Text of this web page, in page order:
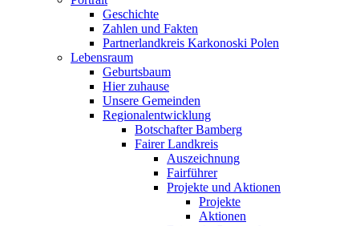
Geschichte
Zahlen und Fakten
Partnerlandkreis Karkonoski Polen
Lebensraum
Geburtsbaum
Hier zuhause
Unsere Gemeinden
Regionalentwicklung
Botschafter Bamberg
Fairer Landkreis
Auszeichnung
Fairführer
Projekte und Aktionen
Projekte
Aktionen